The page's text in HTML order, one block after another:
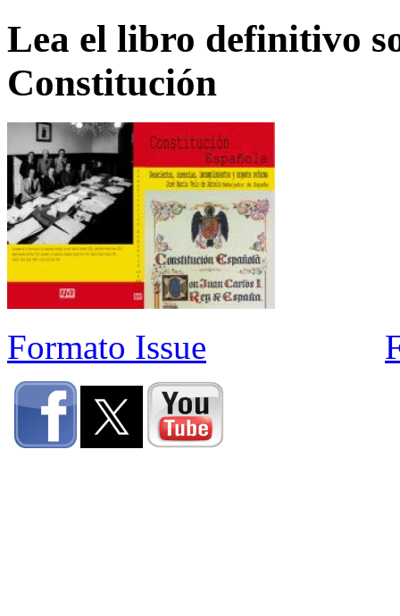
Lea el libro definitivo
Constitución
Formato Issue